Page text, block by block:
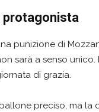
protagonista
punizione di
sarà a senso
di grazia.
preciso, ma la